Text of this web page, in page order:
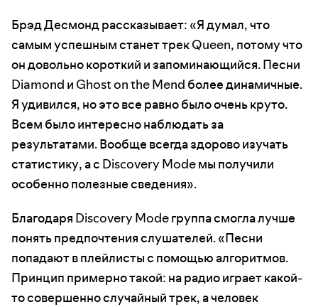
Брэд Десмонд рассказывает: «Я думал, что
самым успешным станет трек Queen, потому что
он довольно короткий и запоминающийся. Песни
Diamond и Ghost on the Mend более динамичные.
Я удивился, но это все равно было очень круто.
Всем было интересно наблюдать за
результатами. Вообще всегда здорово изучать
статистику, а с Discovery Mode мы получили
особенно полезные сведения».
Благодаря Discovery Mode группа смогла лучше
понять предпочтения слушателей. «Песни
попадают в плейлисты с помощью алгоритмов.
Принцип примерно такой: на радио играет какой-
то совершенно случайный трек, а человек